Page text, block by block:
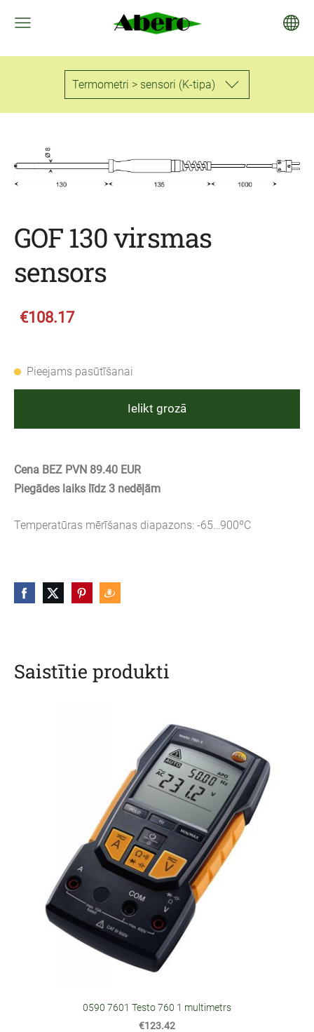
Termometri > sensori (K-tipa)
GOF 130 virsmas
sensors
€108.17
Pieejams pasūtīšanai
Ielikt grozā
Cena BEZ PVN 89.40 EUR
Piegādes laiks līdz 3 nedēļām
Temperatūras mērīšanas diapazons: -65…900ºC
Saistītie produkti
0590 7601 Testo 760 1 multimetrs
€123.42